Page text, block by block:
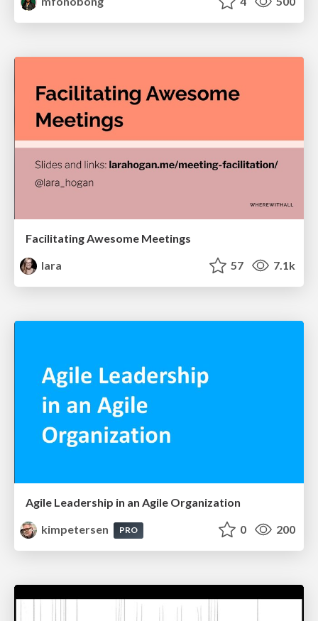
Facilitating Awesome Meetings
lara
57 7.1k
Agile Leadership in an Agile Organization
kimpetersen
PRO 0 200